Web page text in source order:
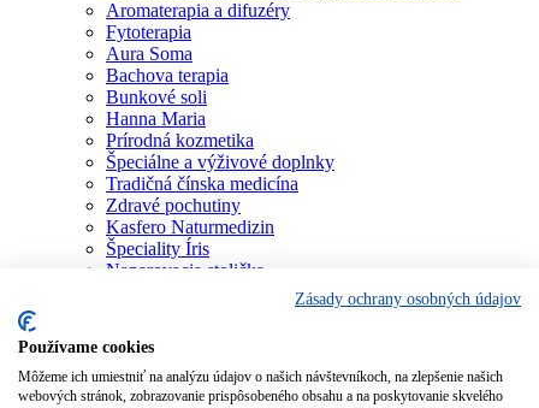
Aromaterapia a difuzéry
Fytoterapia
Aura Soma
Bachova terapia
Bunkové soli
Hanna Maria
Prírodná kozmetika
Špeciálne a výživové doplnky
Tradičná čínska medicína
Zdravé pochutiny
Kasfero Naturmedizin
Špeciality Íris
Naparovacia stolička
Individuálne poradenstvo
Bachova terapia
Schüsslerove soli
Aromaterapia
Zásady ochrany osobných údajov
Používame cookies
Môžeme ich umiestniť na analýzu údajov o našich návštevníkoch, na zlepšenie našich
webových stránok, zobrazovanie prispôsobeného obsahu a na poskytovanie skvelého